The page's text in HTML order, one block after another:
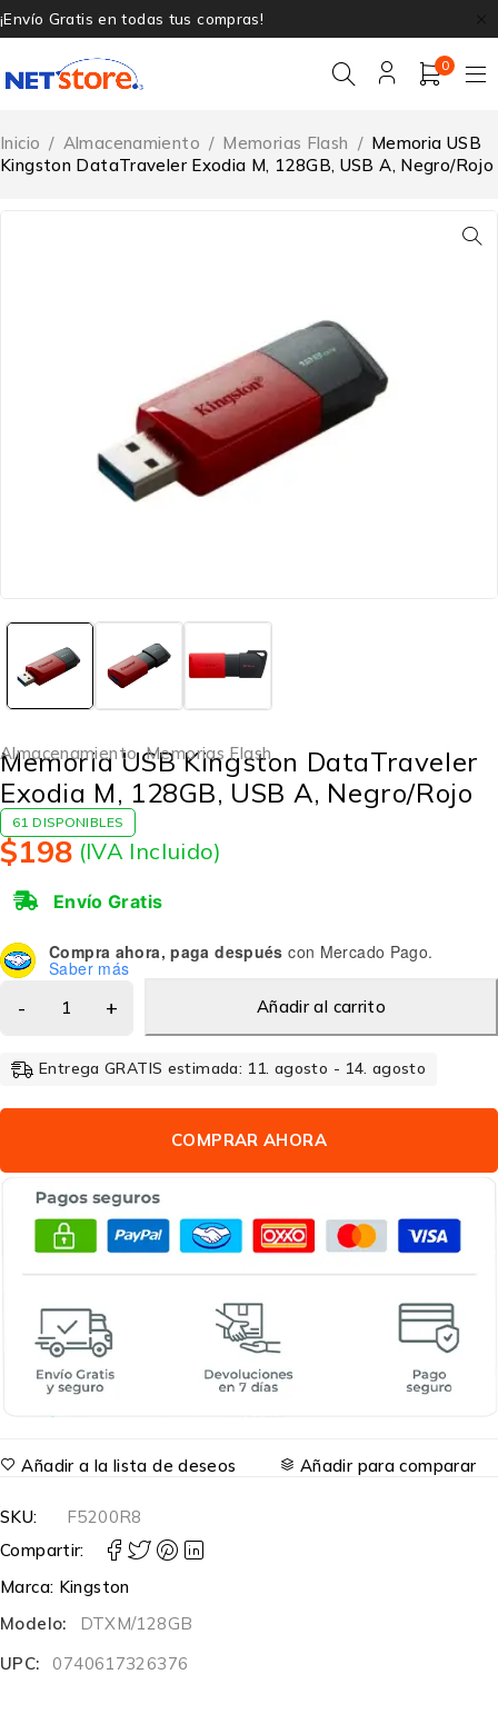
¡Envío Gratis en todas tus compras!
0
Inicio / Almacenamiento / Memorias Flash / Memoria USB
Kingston DataTraveler Exodia M, 128GB, USB A, Negro/Rojo
Almacenamiento,Memorias Flash
Memoria USB Kingston DataTraveler
Exodia M, 128GB, USB A, Negro/Rojo
61 DISPONIBLES
$198 (IVA Incluido)
Envío Gratis
Compra ahora, paga después con Mercado Pago.
Saber más
Añadir al carrito
Entrega GRATIS estimada: 11. agosto - 14. agosto
COMPRAR AHORA
Añadir a la lista de deseos Añadir para comparar
SKU:
F5200R8
Compartir:
Marca: Kingston
Modelo:
DTXM/128GB
UPC:
0740617326376